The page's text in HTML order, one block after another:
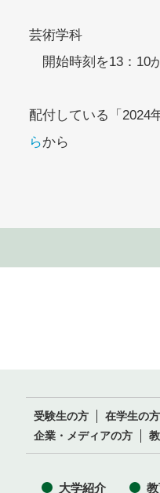
芸術学科
開始時刻を13：10
配付している「2024
らから
受験生の方 在学生の方
企業・メディアの方
大学紹介